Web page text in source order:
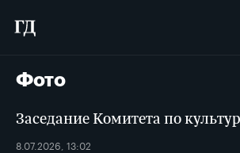
Фото
Заседание Комитета по
8.07.2026, 13:02